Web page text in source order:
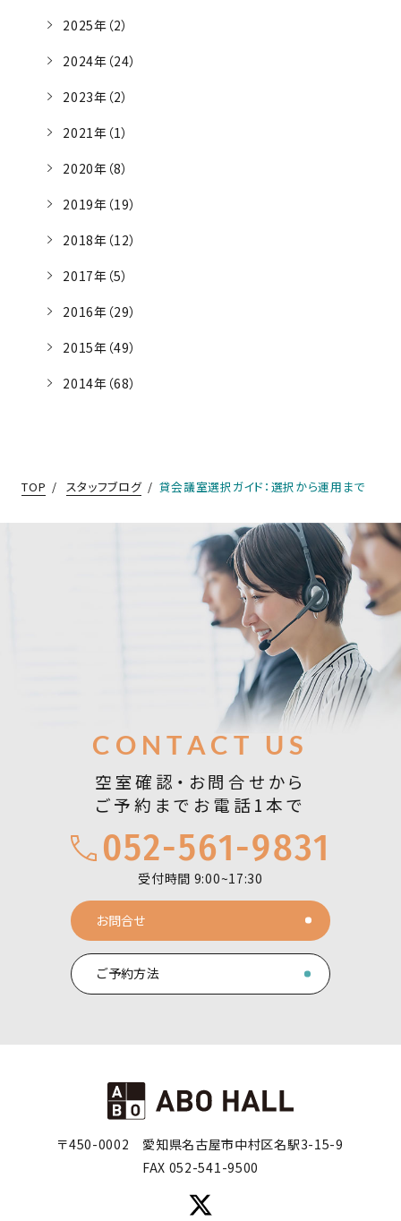
2025年（2）
2024年（24）
2023年（2）
2021年（1）
2020年（8）
2019年（19）
2018年（12）
2017年（5）
2016年（29）
2015年（49）
2014年（68）
TOP スタッフブログ 貸会議室選択ガイド：選択から運用まで
お問合せ
CONTACT US
空室確認・お問合せから
ご予約までお電話1本で
052-561-9831
受付時間 9:00~17:30
お問合せ
ご予約方法
〒450-0002
愛知県名古屋市中村区名駅3-15-9
FAX 052-541-9500